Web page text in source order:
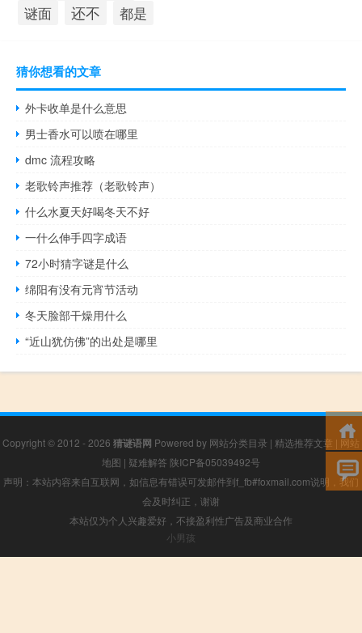
谜面 还不 都是
猜你想看的文章
外卡收单是什么意思
男士香水可以喷在哪里
dmc 流程攻略
老歌铃声推荐（老歌铃声）
什么水夏天好喝冬天不好
一什么伸手四字成语
72小时猜字谜是什么
绵阳有没有元宵节活动
冬天脸部干燥用什么
“近山犹仿佛”的出处是哪里
Copyright © 2012 - 2026 猜谜语网 Powered by 网站分类目录 | 精选推荐文章 | 网站
地图 | 疑难解答 陕ICP备05039492号
声明：本站内容来自互联网，如信息有错误可发邮件到f_fb#foxmail.com说明，我们
会及时纠正，谢谢
本站仅为个人兴趣爱好，不接盈利性广告及商业合作
小男孩